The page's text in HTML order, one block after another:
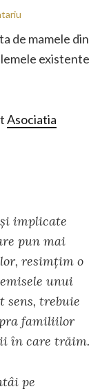
de mamele din
existente
Asociatia
implicate
pun mai
resimţim o
unui
sens, trebuie
familiilor
în care trăim.
pe